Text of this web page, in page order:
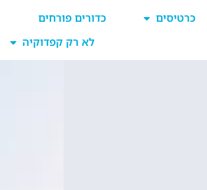
כרטיסים כדורים פורחים
לא רק קפדוקיה